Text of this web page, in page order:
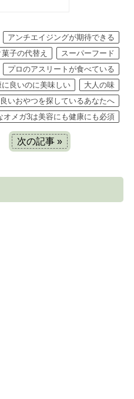
アンチエイジングが期待できる
子の代替え
スーパーフード
プロのアスリートが食べている
に良いのに美味しい
大人の味
いおやつを探しているあなたへ
オメガ3は美容にも健康にも必須
次の記事 »